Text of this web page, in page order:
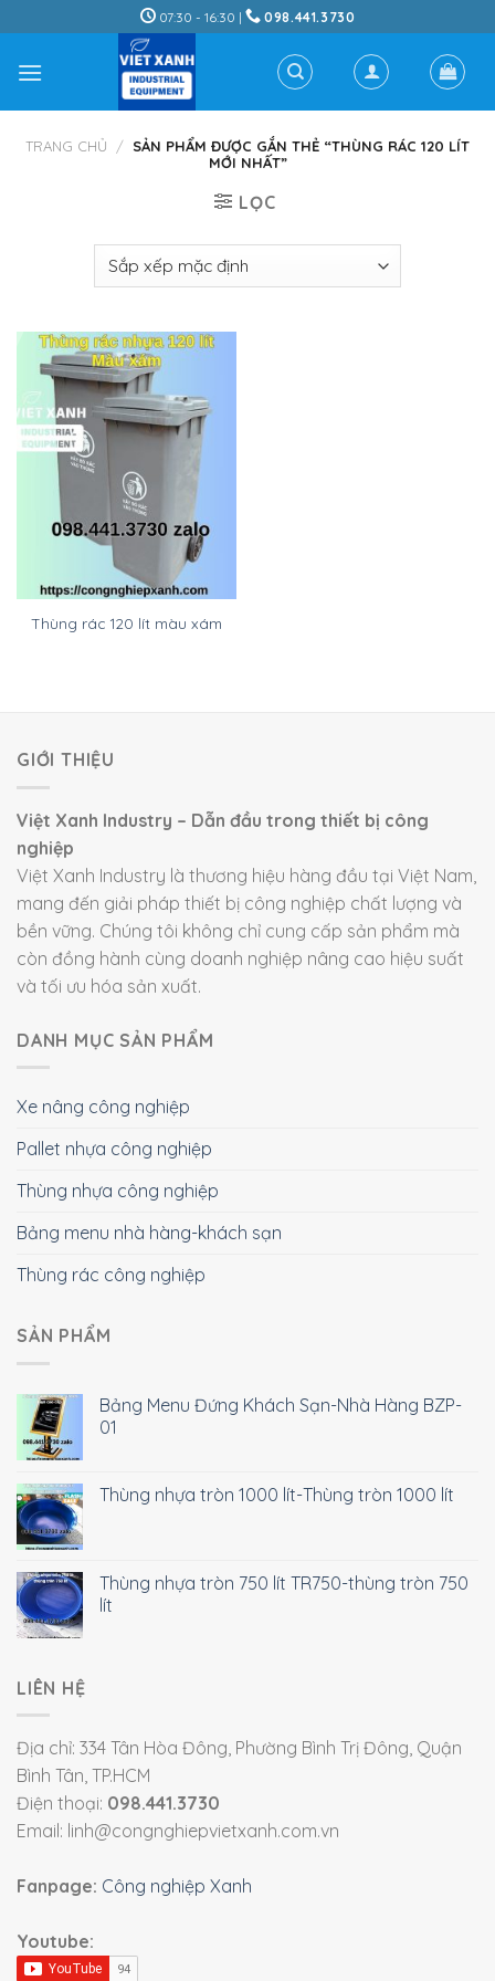
to
content
07:30 - 16:30 | 098.441.3730
TRANG CHỦ / SẢN PHẨM ĐƯỢC GẮN THẺ “THÙNG RÁC 120 LÍT
MỚI NHẤT”
LỌC
Thùng rác 120 lít màu xám
GIỚI THIỆU
Việt Xanh Industry – Dẫn đầu trong thiết bị công
nghiệp
Việt Xanh Industry là thương hiệu hàng đầu tại Việt Nam,
mang đến giải pháp thiết bị công nghiệp chất lượng và
bền vững. Chúng tôi không chỉ cung cấp sản phẩm mà
còn đồng hành cùng doanh nghiệp nâng cao hiệu suất
và tối ưu hóa sản xuất.
DANH MỤC SẢN PHẨM
Xe nâng công nghiệp
Pallet nhựa công nghiệp
Thùng nhựa công nghiệp
Bảng menu nhà hàng-khách sạn
Thùng rác công nghiệp
SẢN PHẨM
Bảng Menu Đứng Khách Sạn-Nhà Hàng BZP-
01
Thùng nhựa tròn 1000 lít-Thùng tròn 1000 lít
Thùng nhựa tròn 750 lít TR750-thùng tròn 750
lít
LIÊN HỆ
Địa chỉ: 334 Tân Hòa Đông, Phường Bình Trị Đông, Quận
Bình Tân, TP.HCM
Điện thoại: 098.441.3730
Email: linh@congnghiepvietxanh.com.vn
Fanpage: Công nghiệp Xanh
Youtube: